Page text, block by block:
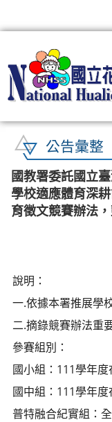
公告彙整
國教署委託國立
學校適應體育深
育徵文競賽辦法
說明：
一.依據本署推展學
二.摘錄競賽辦法重
參賽組別：
國小組：111學年度
國中組：111學年度
普特融合紀實組：